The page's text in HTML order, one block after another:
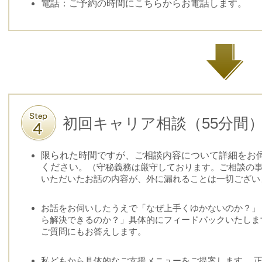
電話：ご予約の時間にこちらからお電話します。
初回キャリア相談（55分間
限られた時間ですが、ご相談内容について詳細をお
ください。
（守秘義務は厳守しております。ご相談の
いただいたお話の内容が、外に漏れることは一切ござ
お話をお伺いしたうえで「なぜ上手くゆかないのか？
ら解決できるのか？」 具体的にフィードバックいたし
ご質問にもお答えします。